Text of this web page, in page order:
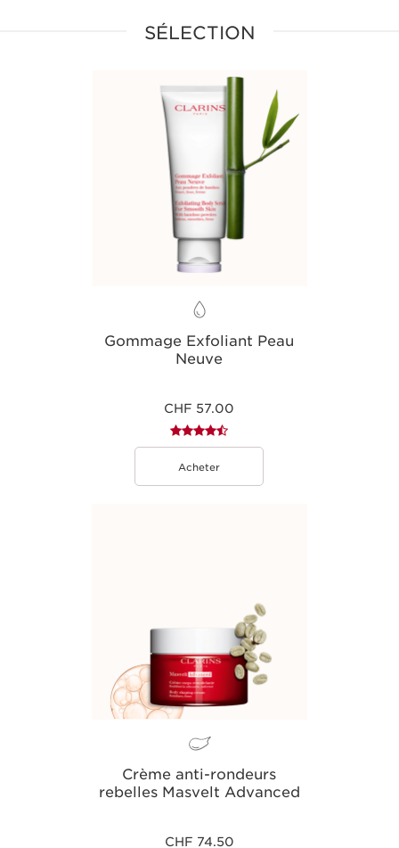
Peau Neuve, un soin anti-âge concentré qui raffermit,
lisse et hydrate en profondeur pour raviver la jeunesse
SÉLECTION
Gommage Exfoliant Peau
Neuve
CHF 57.00
Acheter
Crème anti-rondeurs
rebelles Masvelt Advanced
CHF 74.50